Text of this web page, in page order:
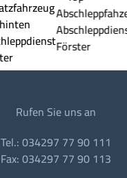
Rufen Sie uns an
Tel.: 034297 77 90 111
Fax: 034297 77 90 113